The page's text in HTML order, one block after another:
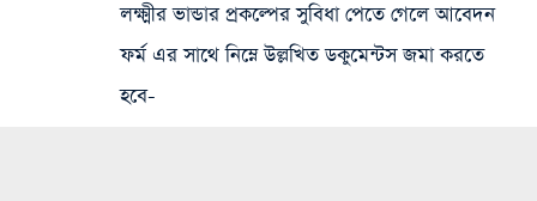
লক্ষ্মীর ভান্ডার প্রকল্পের সুবিধা পেতে গেলে আবেদন
ফর্ম এর সাথে নিম্নে উল্লখিত ডকুমেন্টস জমা করতে
হবে-